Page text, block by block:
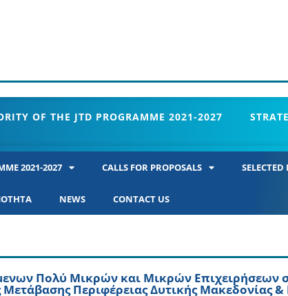
OF THE JTD PROGRAMME 2021-2027
2021-2027 CALLS FOR PROPOSALS SELECTED
NEWS CONTACT US
Πολύ Μικρών και Μικρών Επιχειρήσεων
Μετάβασης Περιφέρειας Δυτικής Μακεδονίας